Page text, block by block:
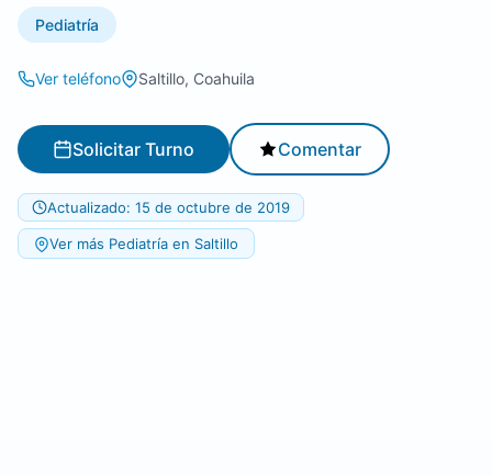
Pediatría
Ver teléfono Saltillo, Coahuila
Solicitar Turno Comentar
Actualizado: 15 de octubre de 2019
Ver más Pediatría en Saltillo